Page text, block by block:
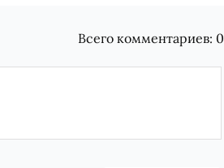
Всего комментариев: 0